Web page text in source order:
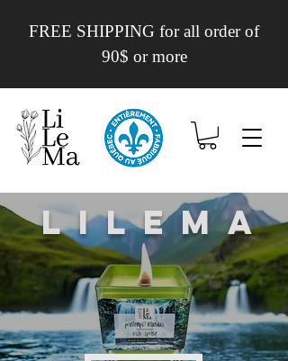
FREE SHIPPING for all order of
90$ or more
Lilema